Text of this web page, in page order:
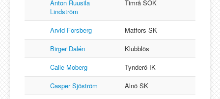
Anton Ruusila
Lindström
Timrå SOK
Arvid Forsberg
Matfors SK
Birger Dalén
Klubblös
Calle Moberg
Tynderö IK
Casper Sjöström
Alnö SK